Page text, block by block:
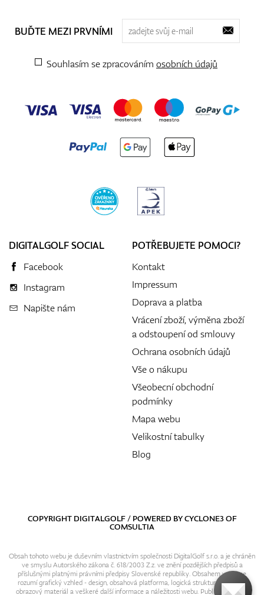
BUĎTE MEZI PRVNÍMI
Souhlasím se zpracováním osobních údajů
DIGITALGOLF SOCIAL
Facebook
Instagram
Napište nám
POTŘEBUJETE POMOCI?
Kontakt
Impressum
Doprava a platba
Vrácení zboží, výměna zboží
a odstoupení od smlouvy
Ochrana osobních údajů
Vše o nákupu
Všeobecní obchodní
podmínky
Mapa webu
Velikostní tabulky
Blog
COPYRIGHT DIGITALGOLF / POWERED BYCYCLONE3OF
COMSULTIA
Obsah tohoto webu je duševním vlastnictvím společnosti DigitalGolf s.r.o. a je chráněn
ve smyslu Autorského zákona č. 618/2003 Z.z. ve znění pozdějších předpisů a
příslušnými platnými právními předpisy Slovenské republiky. Obsahem webu se
rozumí grafický vzhled - design, obsahová platforma, logická struktura, textový i
obrazový materiál a veškeré další informace a náležitosti webu. Publikování resp.